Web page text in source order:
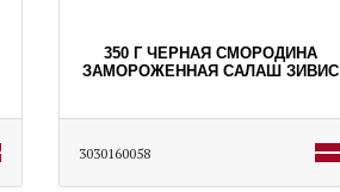
350 Г ЧЕРНАЯ СМОРОДИНА
ЗАМОРОЖЕННАЯ САЛАШ ЗИВИС
3030160058